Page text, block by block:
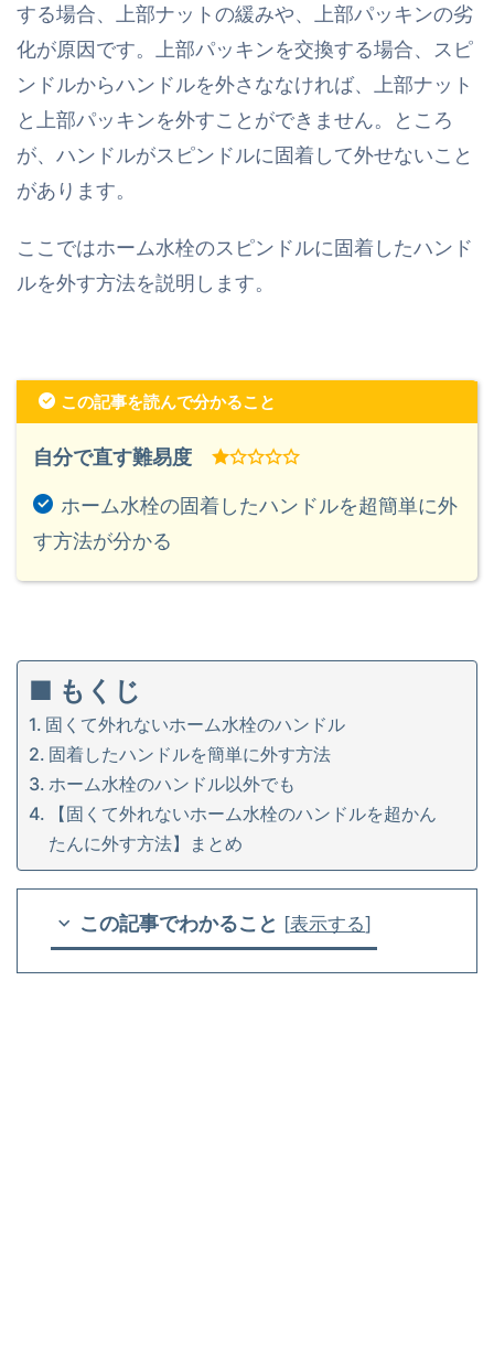
する場合、上部ナットの緩みや、上部パッキンの劣
化が原因です。上部パッキンを交換する場合、スピ
ンドルからハンドルを外さななければ、上部ナット
と上部パッキンを外すことができません。ところ
が、ハンドルがスピンドルに固着して外せないこと
があります。
ここではホーム水栓のスピンドルに固着したハンド
ルを外す方法を説明します。
この記事を読んで分かること
自分で直す難易度
ホーム水栓の固着したハンドルを超簡単に外
す方法が分かる
■ もくじ
固くて外れないホーム水栓のハンドル
固着したハンドルを簡単に外す方法
ホーム水栓のハンドル以外でも
【固くて外れないホーム水栓のハンドルを超かん
たんに外す方法】まとめ
この記事でわかること [表示する]